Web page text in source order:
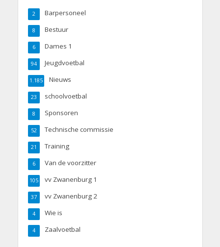
Barpersoneel
2
Bestuur
8
Dames 1
6
Jeugdvoetbal
94
Nieuws
1.185
schoolvoetbal
23
Sponsoren
8
Technische commissie
52
Training
21
Van de voorzitter
6
vv Zwanenburg 1
105
vv Zwanenburg 2
37
Wie is
4
Zaalvoetbal
4